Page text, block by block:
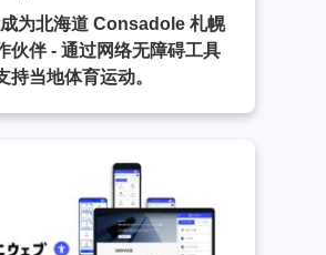
为北海道 Consadole 札幌
伙伴 - 通过网络无障碍工具
持当地体育运动。